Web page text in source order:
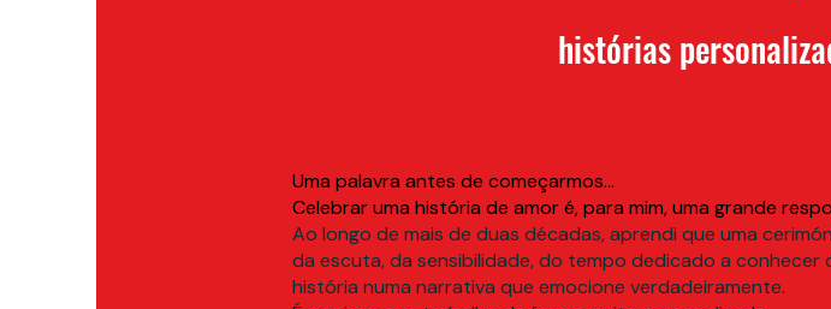
histórias
Uma palavra antes de começarmos...
Celebrar uma história de amor é, para mim, uma grande
Ao longo de mais de duas décadas, aprendi que uma
da escuta, da sensibilidade, do tempo dedicado a
história numa narrativa que emocione verdadeiramente.